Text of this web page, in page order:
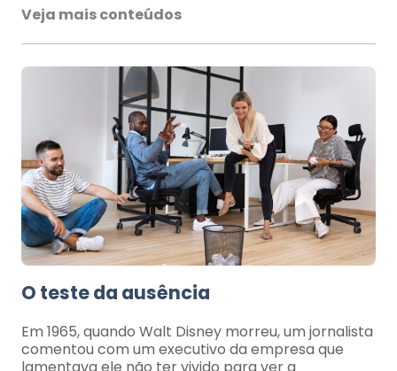
Veja mais conteúdos
O teste da ausência
Em 1965, quando Walt Disney morreu, um jornalista
comentou com um executivo da empresa que
lamentava ele não ter vivido para ver a